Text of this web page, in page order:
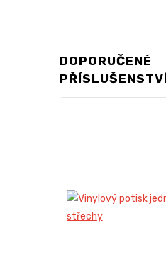
DOPORUČENÉ